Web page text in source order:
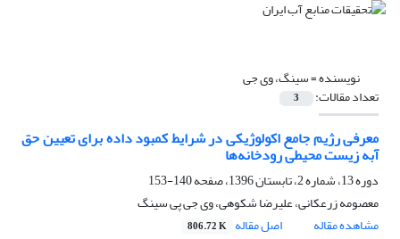
نویسنده =سینگ، وی جی
تعداد مقالات: 3
معرفی رژیم جامع اکولوژیکی در شرایط کمبود داده برای تعیین حق
آبه زیست محیطی رودخانه‌ها
دوره 13، شماره 2، تابستان 1396، صفحه
140-153
معصومه زرعکانی، علیرضا شکوهی، وی جی پی سینگ
مشاهده مقاله
اصل مقاله 806.72 K